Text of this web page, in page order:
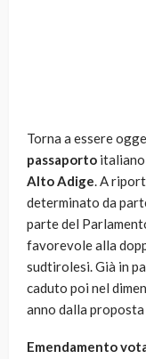
Torna a essere
passaporto
Alto Adige. A
determinato da
parte del
favorevole alla
sudtirolesi. Già in
caduto poi nel
anno dalla
Emendamento